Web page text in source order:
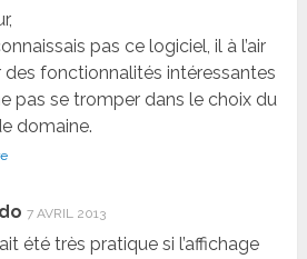
pas ce logiciel, il à l’air
des fonctionnalités intéressantes
pas se tromper dans le choix du
domaine.
7 AVRIL 2013
été très pratique si l’affichage